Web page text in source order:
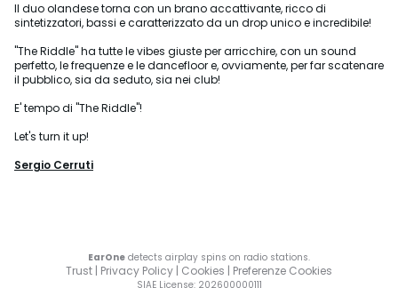
Il duo olandese torna con un brano accattivante, ricco di
sintetizzatori, bassi e caratterizzato da un drop unico e incredibile!
"The Riddle" ha tutte le vibes giuste per arricchire, con un sound
perfetto, le frequenze e le dancefloor e, ovviamente, per far scatenare
il pubblico, sia da seduto, sia nei club!
E' tempo di "The Riddle"!
Let's turn it up!
Sergio Cerruti
EarOne detects airplay spins on radio stations.
Trust | Privacy Policy | Cookies | Preferenze Cookies
SIAE License: 202600000111